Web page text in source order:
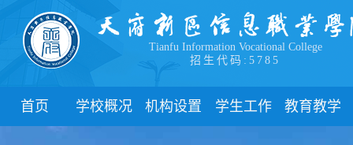
Tianfu Information Vocational College
招生代码:5785
首页 学校概况 机构设置 学生工作 教育教学